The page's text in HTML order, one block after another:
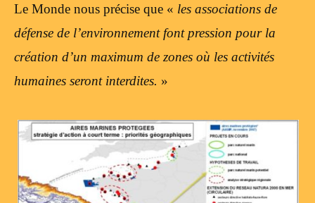
Le Monde nous précise que « les associations de
défense de l’environnement font pression pour la
création d’un maximum de zones où les activités
humaines seront interdites. »